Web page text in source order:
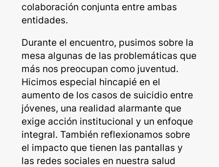
colaboración conjunta entre ambas
entidades.
Durante el encuentro, pusimos sobre la
mesa algunas de las problemáticas que
más nos preocupan como juventud.
Hicimos especial hincapié en el
aumento de los casos de suicidio entre
jóvenes, una realidad alarmante que
exige acción institucional y un enfoque
integral. También reflexionamos sobre
el impacto que tienen las pantallas y
las redes sociales en nuestra salud